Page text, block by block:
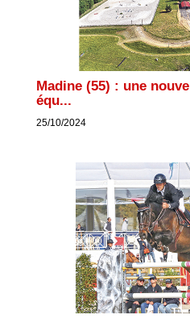
Madine (55) : une
équ...
25/10/2024